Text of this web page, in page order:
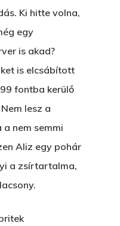
Ki hitte volna,
egy
is akad?
is elcsábított
fontba kerülő
lesz a
a nem semmi
Aliz egy pohár
a zsírtartalma,
ÁRULÓ!
A Kaszinó
AZ IGAZI AJÁNDÉK
Párizs És Újra MI
ELMENT A VILLAMOS
EGY BANKOT, ÖDÖN?
KÖNYVESBOLTBA,